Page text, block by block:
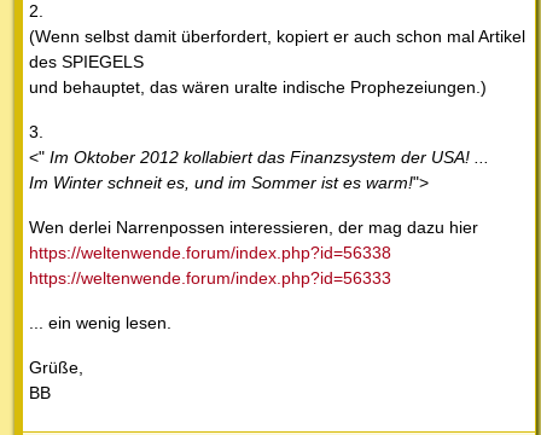
2.
(Wenn selbst damit überfordert, kopiert er auch schon mal Artikel
des SPIEGELS
und behauptet, das wären uralte indische Prophezeiungen.)
3.
<" Im Oktober 2012 kollabiert das Finanzsystem der USA! ...
Im Winter schneit es, und im Sommer ist es warm!">
Wen derlei Narrenpossen interessieren, der mag dazu hier
https://weltenwende.forum/index.php?id=56338
https://weltenwende.forum/index.php?id=56333
... ein wenig lesen.
Grüße,
BB